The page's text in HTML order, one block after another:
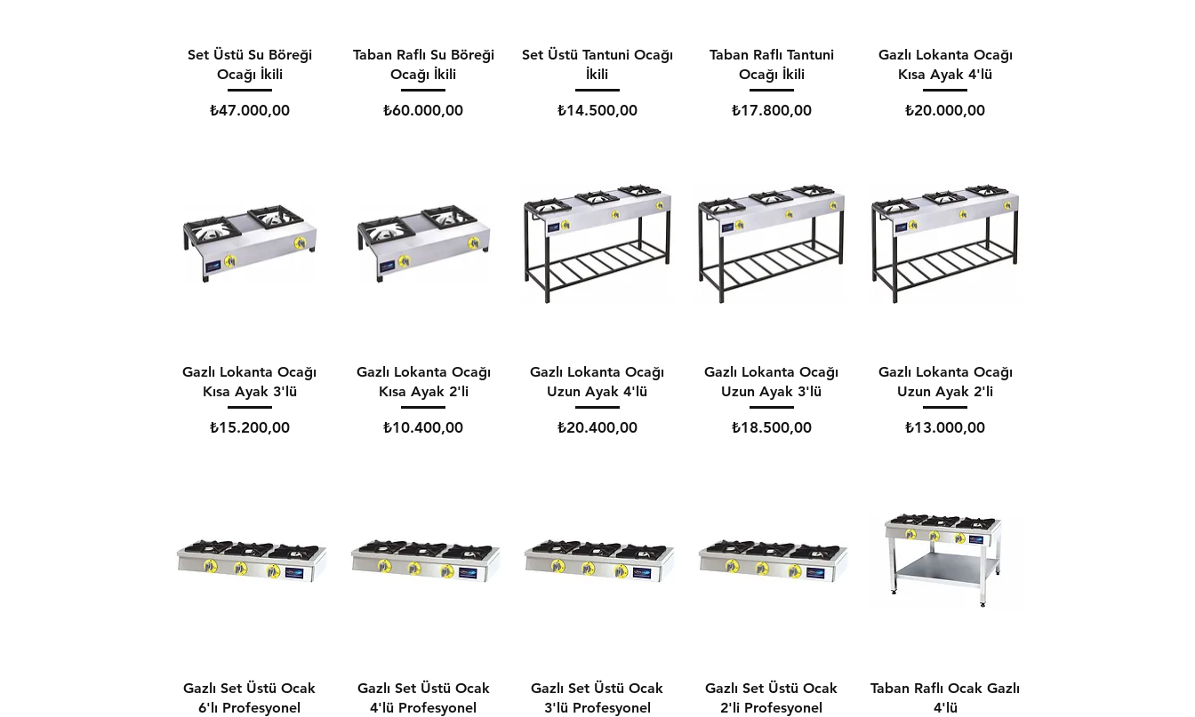
Set Üstü Su Böreği
Ocağı İkili
Fiyat
₺47.000,00
Taban Raflı Su Böreği
Ocağı İkili
Fiyat
₺60.000,00
Set Üstü Tantuni Ocağı
İkili
Fiyat
₺14.500,00
Taban Raflı Tantuni
Ocağı İkili
Fiyat
₺17.800,00
Gazlı Lokanta Ocağı
Kısa Ayak 4'lü
Fiyat
₺20.000,00
Gazlı Lokanta Ocağı
Kısa Ayak 3'lü
Fiyat
₺15.200,00
Gazlı Lokanta Ocağı
Kısa Ayak 2'li
Fiyat
₺10.400,00
Gazlı Lokanta Ocağı
Uzun Ayak 4'lü
Fiyat
₺20.400,00
Gazlı Lokanta Ocağı
Uzun Ayak 3'lü
Fiyat
₺18.500,00
Gazlı Lokanta Ocağı
Uzun Ayak 2'li
Fiyat
₺13.000,00
Gazlı Set Üstü Ocak
6'lı Profesyonel
Gazlı Set Üstü Ocak
4'lü Profesyonel
Gazlı Set Üstü Ocak
3'lü Profesyonel
Gazlı Set Üstü Ocak
2'li Profesyonel
Taban Raflı Ocak Gazlı
4'lü